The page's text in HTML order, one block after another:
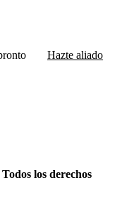
Hazte aliado
los derechos